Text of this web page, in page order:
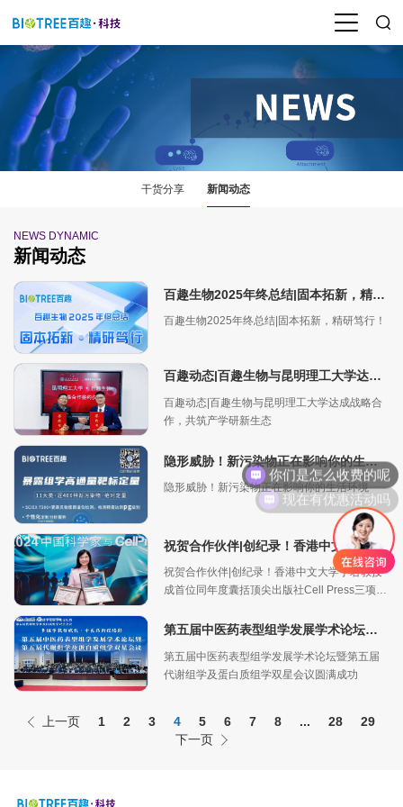
干货分享 新闻动态
NEWS DYNAMIC
新闻动态
百趣生物2025年终总结|固本拓新，精研笃行！
百趣生物2025年终总结|固本拓新，精研笃行！
百趣动态|百趣生物与昆明理工大学达成战略合作，共筑产学研新生态
百趣动态|百趣生物与昆明理工大学达成战略合
作，共筑产学研新生态
隐形威胁！新污染物正在影响你的生活环境
隐形威胁！新污染物正在影响你的生活环境
祝贺合作伙伴|创纪录！香港中文大学于君教授成首位同年度囊括顶尖出版社Cell Press三项大奖学者
祝贺合作伙伴|创纪录！香港中文大学于君教授
成首位同年度囊括顶尖出版社Cell Press三项大
第五届中医药表型组学发展学术论坛暨第五届代谢组学及蛋白质组学双星会议圆满成功
第五届中医药表型组学发展学术论坛暨第五届
代谢组学及蛋白质组学双星会议圆满成功
上一页 1 2 3 4 5 6 7 8 ... 28
29
下一页
你们是怎么收费的呢
现在有优惠活动吗